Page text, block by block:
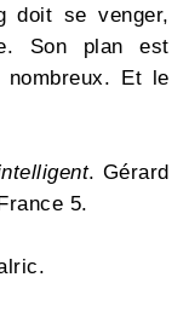
doit se venger,
Son plan est
Et le
. Gérard
5.